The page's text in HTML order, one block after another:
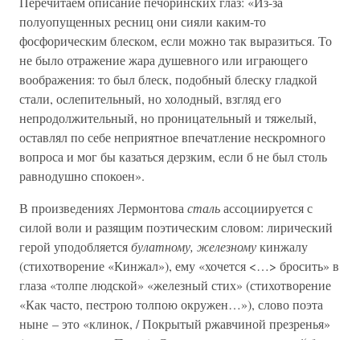
полуопущенных ресниц они сияли каким-то
фосфорическим блеском, если можно так выразиться. То
не было отражение жара душевного или играющего
воображения: то был блеск, подобный блеску гладкой
стали, ослепительный, но холодный, взгляд его
непродолжительный, но проницательный и тяжелый,
оставлял по себе неприятное впечатление нескромного
вопроса и мог бы казаться дерзким, если б не был столь
равнодушно спокоен».
В произведениях Лермонтова стальассоциируется с
силой воли и разящим поэтическим словом: лирический
герой уподобляетсябулатному, железномукинжалу
(стихотворение «Кинжал»), ему «хочется <…> бросить» в
глаза «толпе людской» «железный стих» (стихотворение
«Как часто, пестрою толпою окружен…»), слово поэта
ныне – это «клинок, / Покрытый ржавчиной презренья»